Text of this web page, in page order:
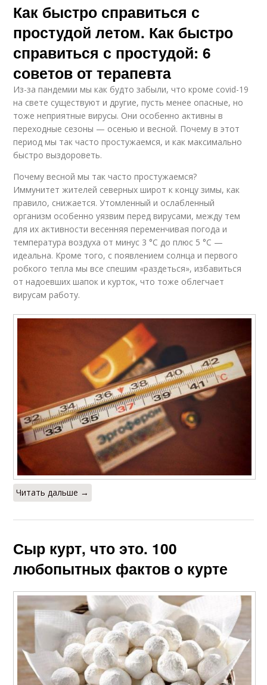
Как быстро справиться с
простудой летом. Как быстро
справиться с простудой: 6
советов от терапевта
Из-за пандемии мы как будто забыли, что кроме covid-19
на свете существуют и другие, пусть менее опасные, но
тоже неприятные вирусы. Они особенно активны в
переходные сезоны — осенью и весной. Почему в этот
период мы так часто простужаемся, и как максимально
быстро выздороветь.
Почему весной мы так часто простужаемся?
Иммунитет жителей северных широт к концу зимы, как
правило, снижается. Утомленный и ослабленный
организм особенно уязвим перед вирусами, между тем
для их активности весенняя переменчивая погода и
температура воздуха от минус 3 °С до плюс 5 °С —
идеальна. Кроме того, с появлением солнца и первого
робкого тепла мы все спешим «раздеться», избавиться
от надоевших шапок и курток, что тоже облегчает
вирусам работу.
Читать дальше →
Сыр курт, что это. 100
любопытных фактов о курте